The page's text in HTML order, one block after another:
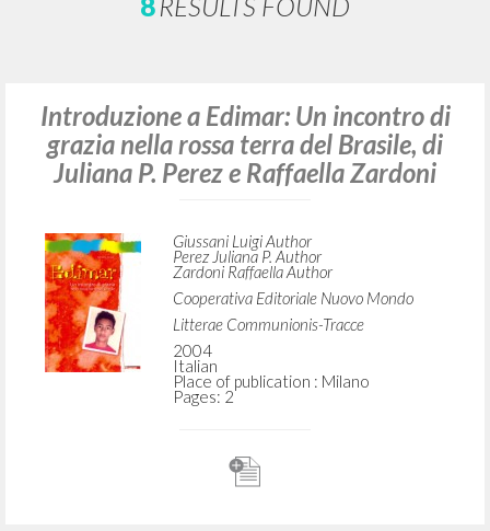
8RESULTS FOUND
Introduzione a Edimar: Un incontro di
grazia nella rossa terra del Brasile, di
Juliana P. Perez e Raffaella Zardoni
Giussani Luigi Author
Perez Juliana P. Author
Zardoni Raffaella Author
Cooperativa Editoriale Nuovo Mondo
Litterae Communionis-Tracce
2004
Italian
Place of publication : Milano
Pages: 2